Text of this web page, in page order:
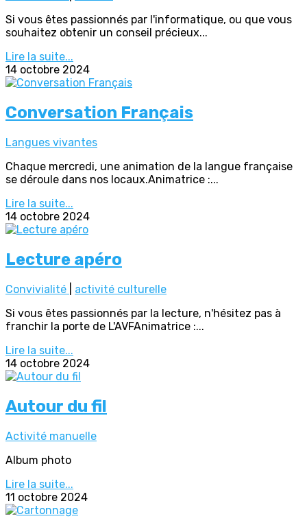
Si vous êtes passionnés par l'informatique, ou que vous
souhaitez obtenir un conseil précieux...
Lire la suite...
14 octobre 2024
Conversation Français
Langues vivantes
Chaque mercredi, une animation de la langue française
se déroule dans nos locaux.Animatrice :...
Lire la suite...
14 octobre 2024
Lecture apéro
Convivialité
activité culturelle
Si vous êtes passionnés par la lecture, n'hésitez pas à
franchir la porte de L'AVFAnimatrice :...
Lire la suite...
14 octobre 2024
Autour du fil
Activité manuelle
Album photo
Lire la suite...
11 octobre 2024